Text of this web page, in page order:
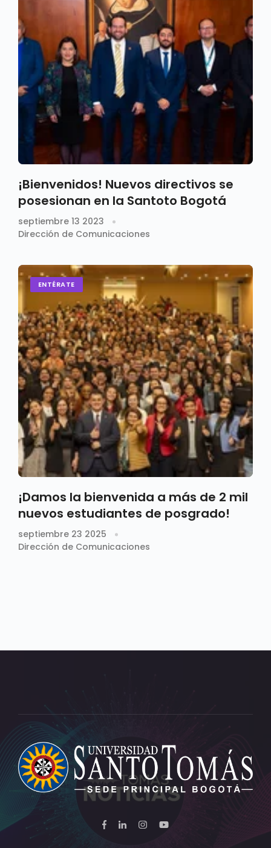
¡Bienvenidos! Nuevos directivos se
posesionan en la Santoto Bogotá
septiembre 13 2023
Dirección de Comunicaciones
ENTÉRATE
¡Damos la bienvenida a más de 2 mil
nuevos estudiantes de posgrado!
septiembre 23 2025
Dirección de Comunicaciones